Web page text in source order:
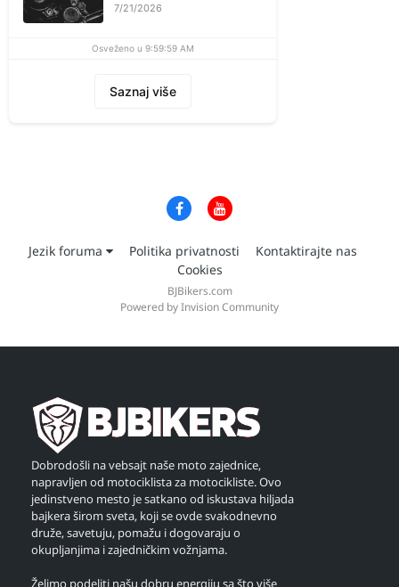
7/21/2026
Osveženo u 9:59:59 AM
Saznaj više
Jezik foruma Politika privatnosti
Kontaktirajte nas
Cookies
BJBikers.com
Powered by Invision Community
Dobrodošli na vebsajt naše moto zajednice,
napravljen od motociklista za motocikliste. Ovo
jedinstveno mesto je satkano od iskustava hiljada
bajkera širom sveta, koji se ovde svakodnevno
druže, savetuju, pomažu i dogovaraju o
okupljanjima i zajedničkim vožnjama.
Želimo podeliti našu dobru energiju sa što više